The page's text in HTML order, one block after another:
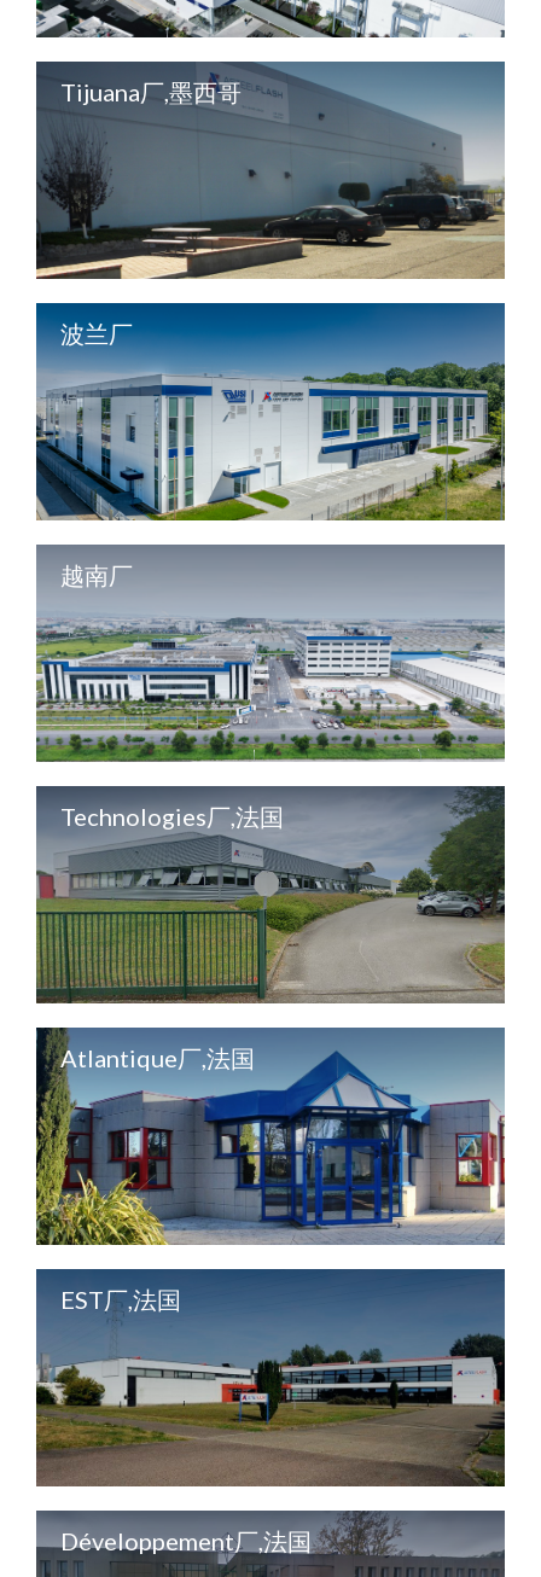
Tijuana厂,墨西哥
波兰厂
越南厂
Technologies厂,法国
Atlantique厂,法国
EST厂,法国
Développement厂,法国